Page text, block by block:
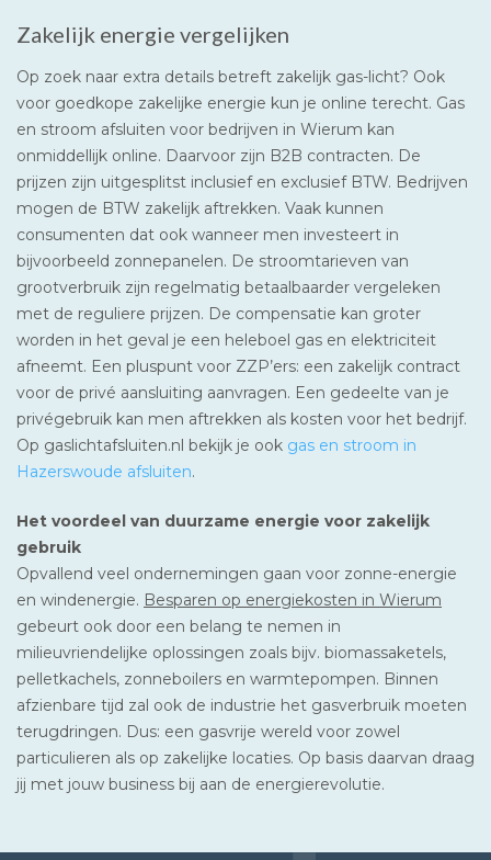
Zakelijk energie vergelijken
Op zoek naar extra details betreft zakelijk gas-licht? Ook
voor goedkope zakelijke energie kun je online terecht. Gas
en stroom afsluiten voor bedrijven in Wierum kan
onmiddellijk online. Daarvoor zijn B2B contracten. De
prijzen zijn uitgesplitst inclusief en exclusief BTW. Bedrijven
mogen de BTW zakelijk aftrekken. Vaak kunnen
consumenten dat ook wanneer men investeert in
bijvoorbeeld zonnepanelen. De stroomtarieven van
grootverbruik zijn regelmatig betaalbaarder vergeleken
met de reguliere prijzen. De compensatie kan groter
worden in het geval je een heleboel gas en elektriciteit
afneemt. Een pluspunt voor ZZP’ers: een zakelijk contract
voor de privé aansluiting aanvragen. Een gedeelte van je
privégebruik kan men aftrekken als kosten voor het bedrijf.
Op gaslichtafsluiten.nl bekijk je ook gas en stroom in
Hazerswoude afsluiten.
Het voordeel van duurzame energie voor zakelijk
gebruik
Opvallend veel ondernemingen gaan voor zonne-energie
en windenergie. Besparen op energiekosten in Wierum
gebeurt ook door een belang te nemen in
milieuvriendelijke oplossingen zoals bijv. biomassaketels,
pelletkachels, zonneboilers en warmtepompen. Binnen
afzienbare tijd zal ook de industrie het gasverbruik moeten
terugdringen. Dus: een gasvrije wereld voor zowel
particulieren als op zakelijke locaties. Op basis daarvan draag
jij met jouw business bij aan de energierevolutie.